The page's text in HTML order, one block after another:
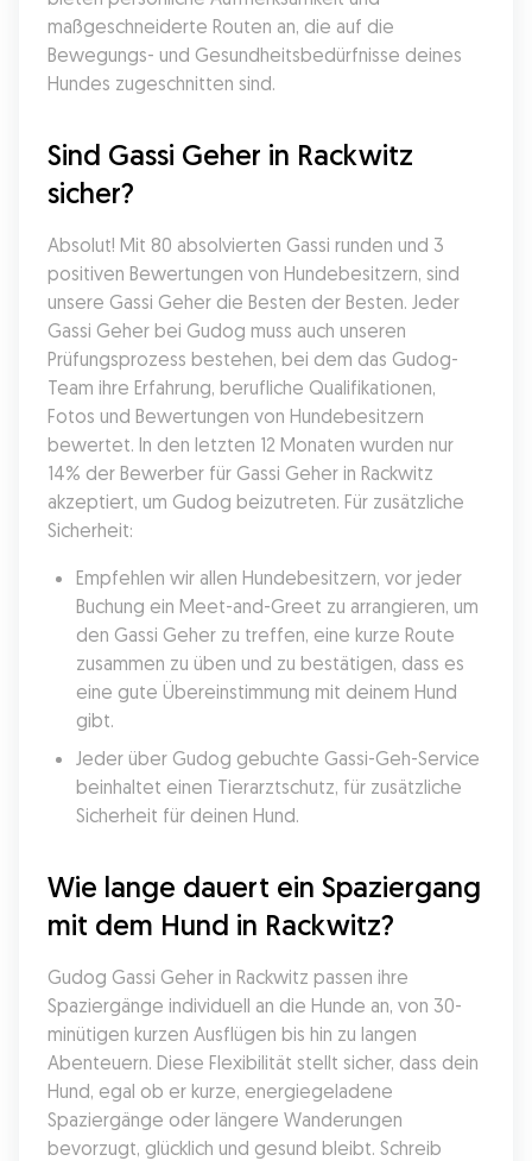
maßgeschneiderte Routen an, die auf die
Bewegungs- und Gesundheitsbedürfnisse deines
Hundes zugeschnitten sind.
Sind Gassi Geher in Rackwitz
sicher?
Absolut! Mit 80 absolvierten Gassi runden und 3
positiven Bewertungen von Hundebesitzern, sind
unsere Gassi Geher die Besten der Besten. Jeder
Gassi Geher bei Gudog muss auch unseren
Prüfungsprozess bestehen, bei dem das Gudog-
Team ihre Erfahrung, berufliche Qualifikationen,
Fotos und Bewertungen von Hundebesitzern
bewertet. In den letzten 12 Monaten wurden nur
14% der Bewerber für Gassi Geher in Rackwitz
akzeptiert, um Gudog beizutreten. Für zusätzliche
Sicherheit:
Empfehlen wir allen Hundebesitzern, vor jeder
Buchung ein Meet-and-Greet zu arrangieren, um
den Gassi Geher zu treffen, eine kurze Route
zusammen zu üben und zu bestätigen, dass es
eine gute Übereinstimmung mit deinem Hund
gibt.
Jeder über Gudog gebuchte Gassi-Geh-Service
beinhaltet einen Tierarztschutz, für zusätzliche
Sicherheit für deinen Hund.
Wie lange dauert ein Spaziergang
mit dem Hund in Rackwitz?
Gudog Gassi Geher in Rackwitz passen ihre
Spaziergänge individuell an die Hunde an, von 30-
minütigen kurzen Ausflügen bis hin zu langen
Abenteuern. Diese Flexibilität stellt sicher, dass dein
Hund, egal ob er kurze, energiegeladene
Spaziergänge oder längere Wanderungen
bevorzugt, glücklich und gesund bleibt. Schreib